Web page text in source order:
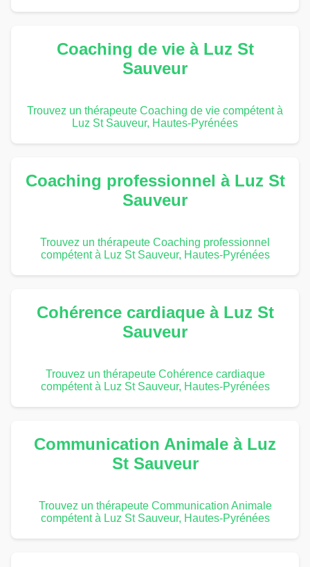
Coaching de vie à Luz St
Sauveur
Trouvez un thérapeute Coaching de vie compétent à
Luz St Sauveur, Hautes-Pyrénées
Coaching professionnel à Luz St
Sauveur
Trouvez un thérapeute Coaching professionnel
compétent à Luz St Sauveur, Hautes-Pyrénées
Cohérence cardiaque à Luz St
Sauveur
Trouvez un thérapeute Cohérence cardiaque
compétent à Luz St Sauveur, Hautes-Pyrénées
Communication Animale à Luz
St Sauveur
Trouvez un thérapeute Communication Animale
compétent à Luz St Sauveur, Hautes-Pyrénées